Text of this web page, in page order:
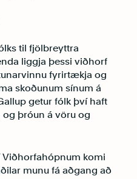
til fjölbreyttra
liggja þessi viðhorf
fyrirtækja og
skoðunum sínum á
getur fólk því haft
þróun á vöru og
Viðhorfahópnum komi
munu fá aðgang að